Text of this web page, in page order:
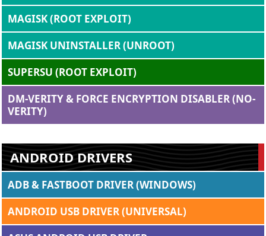
MAGISK (ROOT EXPLOIT)
MAGISK UNINSTALLER (UNROOT)
SUPERSU (ROOT EXPLOIT)
DM-VERITY & FORCE ENCRYPTION DISABLER (NO-
VERITY)
ANDROID DRIVERS
ADB & FASTBOOT DRIVER (WINDOWS)
ANDROID USB DRIVER (UNIVERSAL)